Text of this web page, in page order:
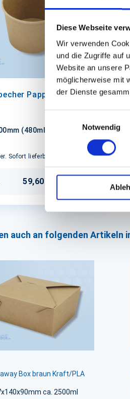
Diese Webseite
Wir verwenden
und die Zugriffe auf
Website an unsere
möglicherweise mit
der Dienste
Notwendig
Pappe/PE braun
(480ml) 16oz
Sofort lieferbar.
59,60 € In den
auch an folgenden Artikeln
Box braun Kraft/PLA
ca. 2500ml